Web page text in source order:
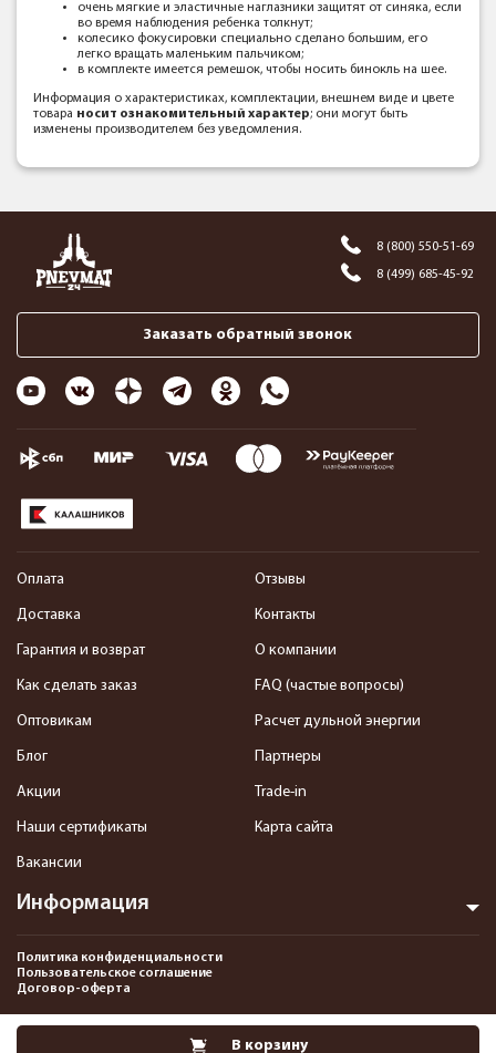
В корзину
очень мягкие и эластичные наглазники защитят от синяка, если
во время наблюдения ребенка толкнут;
колесико фокусировки специально сделано большим, его
легко вращать маленьким пальчиком;
в комплекте имеется ремешок, чтобы носить бинокль на шее.
Информация о характеристиках, комплектации, внешнем виде и цвете
товара носит ознакомительный характер; они могут быть
изменены производителем без уведомления.
8 (800) 550-51-69
8 (499) 685-45-92
Заказать обратный звонок
Информация
Оплата
Доставка
Гарантия и возврат
Как сделать заказ
Оптовикам
Блог
Акции
Наши сертификаты
Вакансии
Отзывы
Контакты
О компании
FAQ (частые вопросы)
Расчет дульной энергии
Партнеры
Trade-in
Карта сайта
Политика конфиденциальности
Пользовательское соглашение
Договор-оферта
2013-2026 Интернет-магазин пневматики, страйкбола и снаряжения–
Pnevmat24.ru. Все права защищены.©